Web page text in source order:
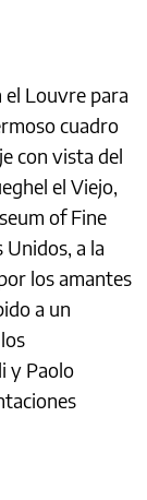
el Louvre para
cuadro
con vista del
el Viejo,
of Fine
a la
los amantes
a un
los
y Paolo